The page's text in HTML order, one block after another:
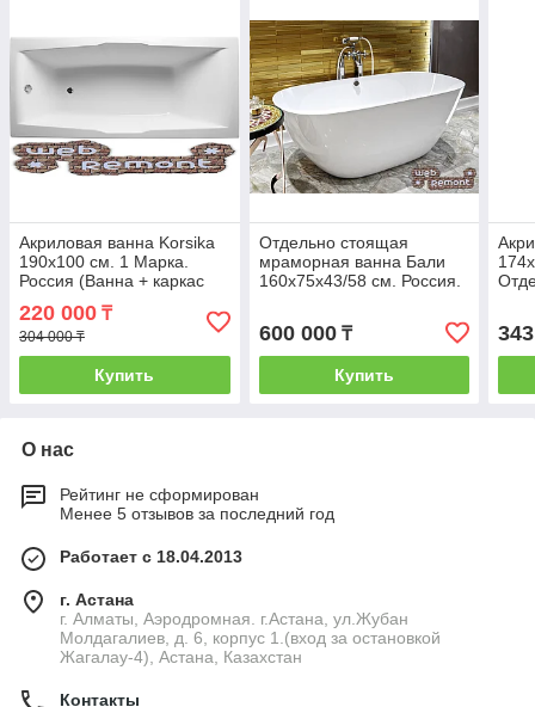
Акриловая ванна Korsika
190х100 см. 1 Марка.
Россия (Ванна + каркас
220 000 ₸
304 000 ₸
Купить
Отдельно стоящая
мраморная ванна Бали
160х75х43/58 см. Россия.
600 000₸
Купить
О нас
Рейтинг не сформирован
Менее 5 отзывов за последний год
Работает с 18.04.2013
г. Астана
г. Алматы, Аэродромная. г.Астана, ул.Жубан
Молдагалиев, д. 6, корпус 1.(вход за остановкой
Жагалау-4), Астана, Казахстан
Контакты